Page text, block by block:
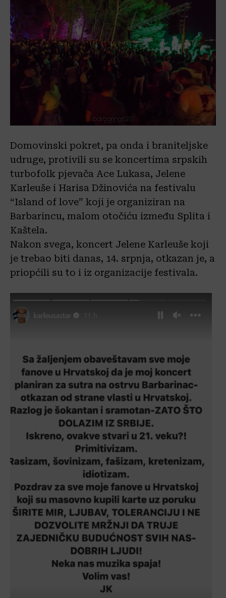
Domovinski pokret, pa onda i braniteljske
udruge, protivili su se koncertima srpskih
turbofolk pjevača Ace Lukasa, Jelene
Karleuše i Harisa Džinovića na festivalu
“Island of love” koji je organiziran na
Barbarincu, malom otočiću između Splita i
Kaštela.
Nakon svega, koncert Jelene Karleuše koji
je trebao biti danas, 14. srpnja, otkazan je, a
priopćili su to i iz organizacije festivala.